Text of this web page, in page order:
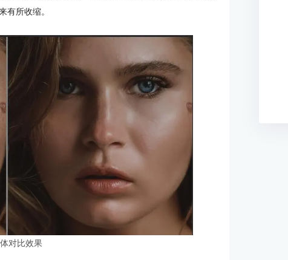
有所收缩。
对比效果